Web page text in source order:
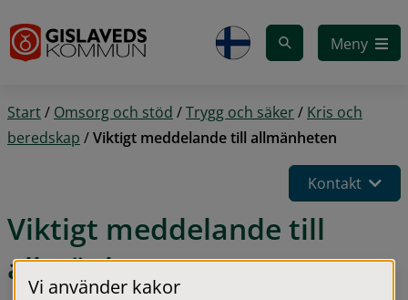
Meny
Start/ Omsorg och stöd /Trygg och säker/ Kris och
beredskap /Viktigt meddelande till allmänheten
Kontakt
Viktigt meddelande till
allmänheten
Vi använder kakor